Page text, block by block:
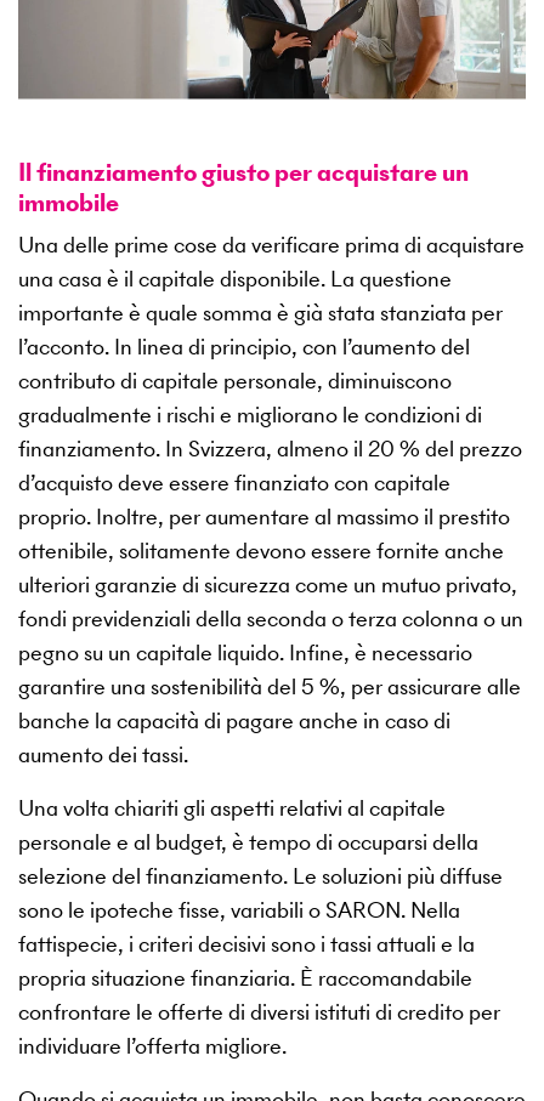
Il finanziamento giusto per acquistare un
immobile
Una delle prime cose da verificare prima di acquistare
una casa è il capitale disponibile. La questione
importante è quale somma è già stata stanziata per
l’acconto. In linea di principio, con l’aumento del
contributo di capitale personale, diminuiscono
gradualmente i rischi e migliorano le condizioni di
finanziamento. In Svizzera, almeno il 20 % del prezzo
d’acquisto deve essere finanziato con capitale
proprio. Inoltre, per aumentare al massimo il prestito
ottenibile, solitamente devono essere fornite anche
ulteriori garanzie di sicurezza come un mutuo privato,
fondi previdenziali della seconda o terza colonna o un
pegno su un capitale liquido. Infine, è necessario
garantire una sostenibilità del 5 %, per assicurare alle
banche la capacità di pagare anche in caso di
aumento dei tassi.
Una volta chiariti gli aspetti relativi al capitale
personale e al budget, è tempo di occuparsi della
selezione del finanziamento. Le soluzioni più diffuse
sono le ipoteche fisse, variabili o SARON. Nella
fattispecie, i criteri decisivi sono i tassi attuali e la
propria situazione finanziaria. È raccomandabile
confrontare le offerte di diversi istituti di credito per
individuare l’offerta migliore.